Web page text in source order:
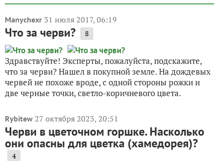
Manychexr 31 июля 2017, 06:19
Что за черви? 8
Здравствуйте! Эксперты, пожалуйста, подскажите,
что за черви? Нашел в покупной земле. На дождевых
червей не похоже вроде, с одной стороны рожки и
две черные точки, светло-коричневого цвета.
Rybitew 27 октября 2023, 20:51
Черви в цветочном горшке. Насколько
они опасны для цветка (хамедорея)?
4